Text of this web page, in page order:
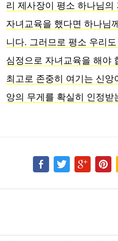
리 제사장이 평소 하나님의
자녀교육을 했다면 하나님
니다. 그러므로 평소 우리
심정으로 자녀교육을 해야
최고로 존중히 여기는 신앙
앙의 무게를 확실히 인정받